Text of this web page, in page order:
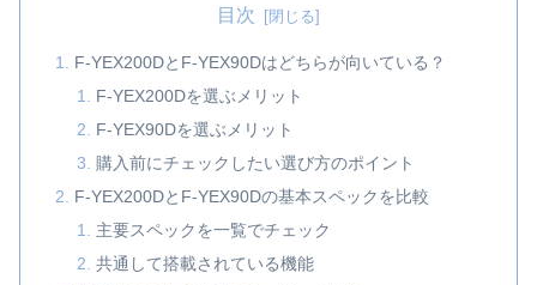
目次
F-YEX200DとF-YEX90Dはどちらが向いている？
F-YEX200Dを選ぶメリット
F-YEX90Dを選ぶメリット
購入前にチェックしたい選び方のポイント
F-YEX200DとF-YEX90Dの基本スペックを比較
主要スペックを一覧でチェック
共通して搭載されている機能